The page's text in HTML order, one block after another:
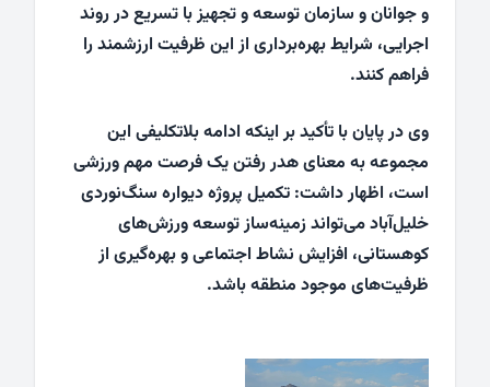
و جوانان و سازمان توسعه و تجهیز با تسریع در روند
اجرایی، شرایط بهره‌برداری از این ظرفیت ارزشمند را
فراهم کنند.
وی در پایان با تأکید بر اینکه ادامه بلاتکلیفی این
مجموعه به معنای هدر رفتن یک فرصت مهم ورزشی
است، اظهار داشت: تکمیل پروژه دیواره سنگ‌نوردی
خلیل‌آباد می‌تواند زمینه‌ساز توسعه ورزش‌های
کوهستانی، افزایش نشاط اجتماعی و بهره‌گیری از
ظرفیت‌های موجود منطقه باشد.